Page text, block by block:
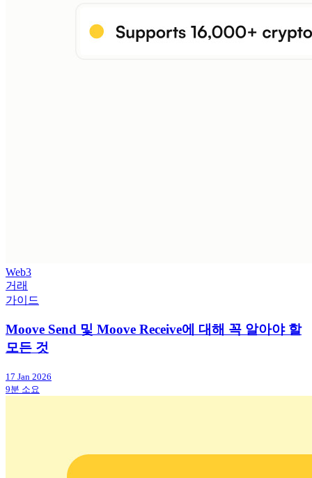
Web3
거래
가이드
Moove Send 및 Moove Receive에 대해 꼭 알아야 할
모든 것
17 Jan 2026
9분 소요